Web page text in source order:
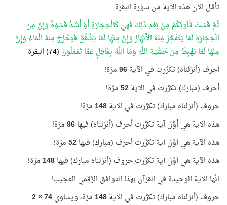
تأمَّل الآن هذه الآية من سورة البقرة:
ثُمَّ قَسَتْ قُلُوبُكُمْ مِنْ بَعْدِ ذَلِكَ فَهِيَ كَالْحِجَارَةِ أَوْ أَشَدُّ قَسْوَةً وَإِنَّ مِنَ
الْحِجَارَةِ لَمَا يَتَفَجَّرُ مِنْهُ الْأَنْهَارُ وَإِنَّ مِنْهَا لَمَا يَشَّقَّقُ فَيَخْرُجُ مِنْهُ الْمَاءُ وَإِنَّ
مِنْهَا لَمَا يَهْبِطُ مِنْ خَشْيَةِ اللَّهِ وَمَا اللَّهُ بِغَافِلٍ عَمَّا تَعْمَلُونَ (74) البقرة
أحرف (أنزلناه) تكرَّرت في الآية96مرّة!
أحرف (مبارك) تكرَّرت في الآية52مرّة!
حروف (أنزلناه مبارك) تكرَّرت في الآية148مرّة!
هذه الآية هي أوَّل آية تكرَّرت أحرف (أنزلناه) فيها96مرّة!
هذه الآية هي أوَّل آية تكرَّرت أحرف (مبارك) فيها52مرّة!
هذه الآية هي أوَّل آية تكرَّرت حروف (أنزلناه مبارك) فيها148مرّة!
إنَّها الآية الوحيدة في القرآن بهذا التوافق الرَّقمي العجيب!
حروف (أنزلناه مبارك) تكرَّرت في الآية148مرّة، ويساوي74 × 2